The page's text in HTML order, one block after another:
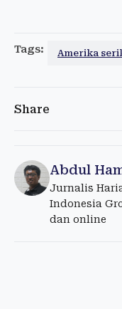
Tags: Amerika
Share
Abdul
Jurnalis
Indonesia
dan online